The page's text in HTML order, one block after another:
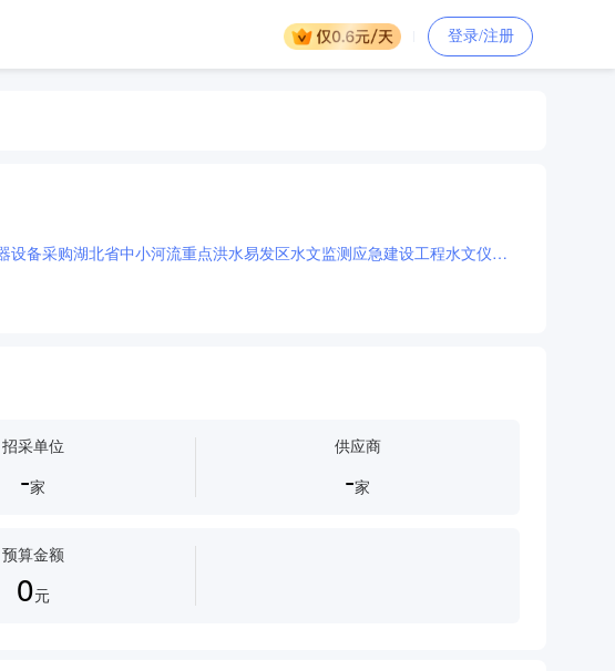
登录/注册
[[湖北省中心]湖北省中小河流重点洪水易发区水文监测应急建设工程施工、水文仪器设备采购湖北省中小河流重点洪水易发区水文监测应急建设工程水文仪器设备第6标段中标结果公告(标段编号HBSJ-202507SL-019001006)]
招采单位
-家
供应商
-家
预算金额
0元